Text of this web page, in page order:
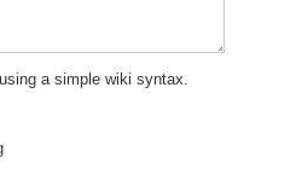
a simple wiki syntax.